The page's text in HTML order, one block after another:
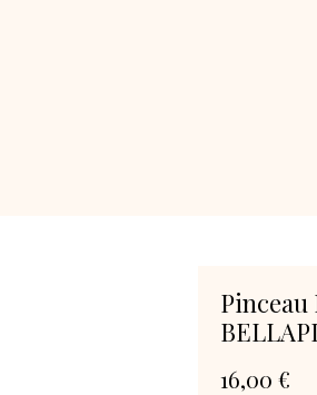
Pinceau
16,00 €